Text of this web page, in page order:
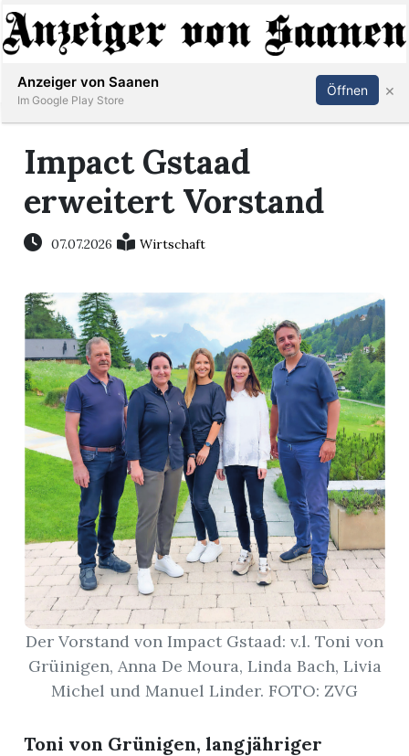
Abonnieren Anmelden
Impact Gstaad
erweitert Vorstand
07.07.2026 Wirtschaft
Der Vorstand von Impact Gstaad: v.l. Toni von
Grüinigen, Anna De Moura, Linda Bach, Livia
Michel und Manuel Linder. FOTO: ZVG
Toni von Grünigen, langjähriger
Anzeiger von Saanen
Im Google Play Store
Öffnen ×